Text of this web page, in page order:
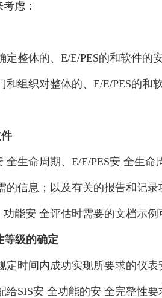
虑：
整体的、E/E/PES的和软件
组织对整体的、E/E/PES的
件
生命周期、E/E/PES安 全生
的信息；以及有关的报告和记
能安 全评估时需要的文档示例
等级的确定
时间内成功实现所要求的仪表
SIS安 全功能的安 全完整性